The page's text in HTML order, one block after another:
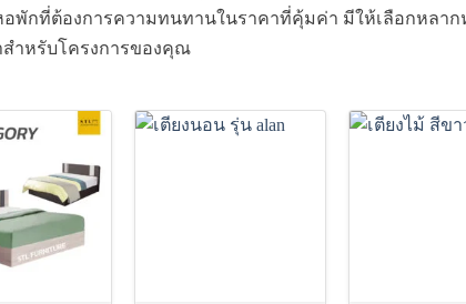
อพักที่ต้องการความทนทานในราคาที่คุ้มค่า มีให้เลือกหลา
สำหรับโครงการของคุณ